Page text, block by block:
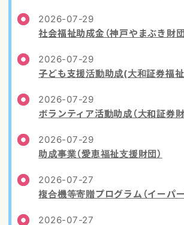
2026-07-29
社会福祉助成金（神戸やまぶき財団
2026-07-29
子ども支援活動助成(大和証券福
2026-07-29
ボランティア活動助成（大和証券財
2026-07-29
助成事業（愛恵福祉支援財団）
2026-07-27
複合機等寄贈プログラム（イーパー
2026-07-27